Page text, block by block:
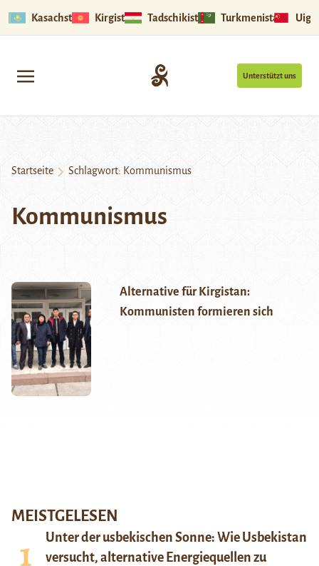
Kasachstan Kirgistan Tadschikistan Turkmenistan
Unterstützt uns
Startseite Schlagwort: Kommunismus
Kommunismus
Alternative für Kirgistan:
Kommunisten formieren sich
MEISTGELESEN
Unter der usbekischen Sonne: Wie Usbekistan
versucht, alternative Energiequellen zu